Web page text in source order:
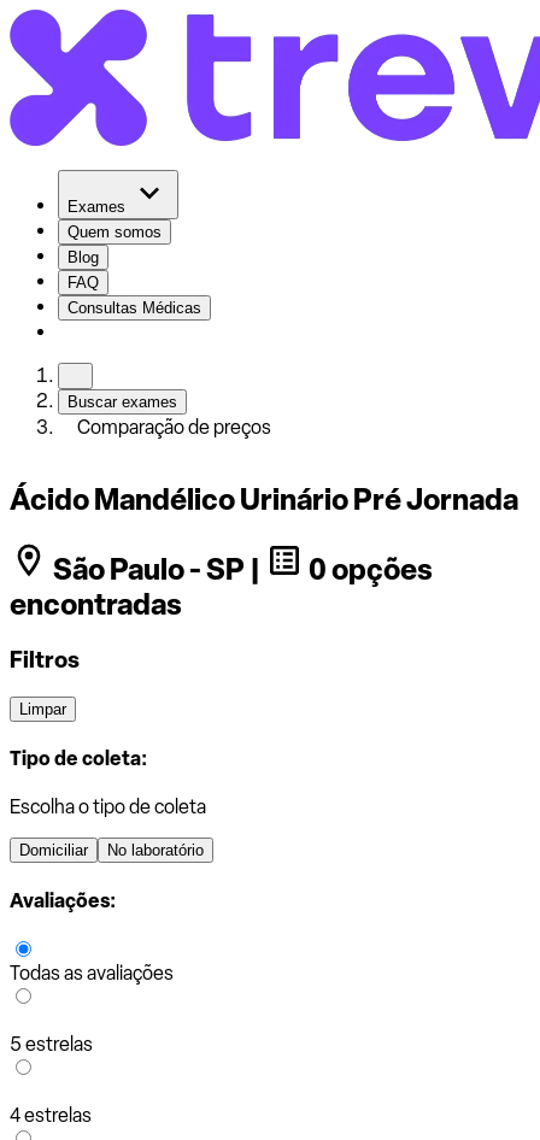
Exames
Quem somos
Blog
FAQ
Consultas Médicas
Buscar exames
Comparação de preços
Ácido Mandélico Urinário Pré Jornada
São Paulo - SP |
0 opções
encontradas
Filtros
Limpar
Tipo de coleta:
Escolha o tipo de coleta
Domiciliar No laboratório
Avaliações:
Todas as avaliações
5 estrelas
4 estrelas